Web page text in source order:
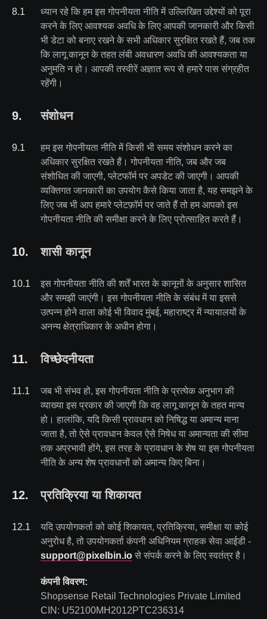
8.1
ध्यान रहे कि हम इस गोपनीयता नीति में उल्लिखित उद्देश्यों को पूरा
करने के लिए आवश्यक अवधि के लिए आपकी जानकारी और किसी
भी डेटा को बनाए रखने के सभी अधिकार सुरक्षित रखते हैं, जब तक
कि लागू कानून के तहत लंबी अवधारण अवधि की आवश्यकता या
अनुमति न हो। आपकी तस्वीरें अज्ञात रूप से हमारे पास संग्रहीत
रहेंगी।
9. संशोधन
9.1
हम इस गोपनीयता नीति में किसी भी समय संशोधन करने का
अधिकार सुरक्षित रखते हैं। गोपनीयता नीति, जब और जब
संशोधित की जाएगी, प्लेटफॉर्म पर अपडेट की जाएगी। आपकी
व्यक्तिगत जानकारी का उपयोग कैसे किया जाता है, यह समझने के
लिए जब भी आप हमारे प्लेटफ़ॉर्म पर जाते हैं तो हम आपको इस
गोपनीयता नीति की समीक्षा करने के लिए प्रोत्साहित करते हैं।
10. शासी कानून
10.1
इस गोपनीयता नीति की शर्तें भारत के कानूनों के अनुसार शासित
और समझी जाएंगी। इस गोपनीयता नीति के संबंध में या इससे
उत्पन्न होने वाला कोई भी विवाद मुंबई, महाराष्ट्र में न्यायालयों के
अनन्य क्षेत्राधिकार के अधीन होगा।
11. विच्छेदनीयता
11.1
जब भी संभव हो, इस गोपनीयता नीति के प्रत्येक अनुभाग की
व्याख्या इस प्रकार की जाएगी कि वह लागू कानून के तहत मान्य
हो। हालांकि, यदि किसी प्रावधान को निषिद्ध या अमान्य माना
जाता है, तो ऐसे प्रावधान केवल ऐसे निषेध या अमान्यता की सीमा
तक अप्रभावी होंगे, इस तरह के प्रावधान के शेष या इस गोपनीयता
नीति के अन्य शेष प्रावधानों को अमान्य किए बिना।
12. प्रतिक्रिया या शिकायत
12.1
यदि उपयोगकर्ता को कोई शिकायत, प्रतिक्रिया, समीक्षा या कोई
अनुरोध है, तो उपयोगकर्ता कंपनी अधिनियम ग्राहक सेवा आईडी -
support@pixelbin.io से संपर्क करने के लिए स्वतंत्र है।
कंपनी विवरण:
Shopsense Retail Technologies Private Limited
CIN: U52100MH2012PTC236314